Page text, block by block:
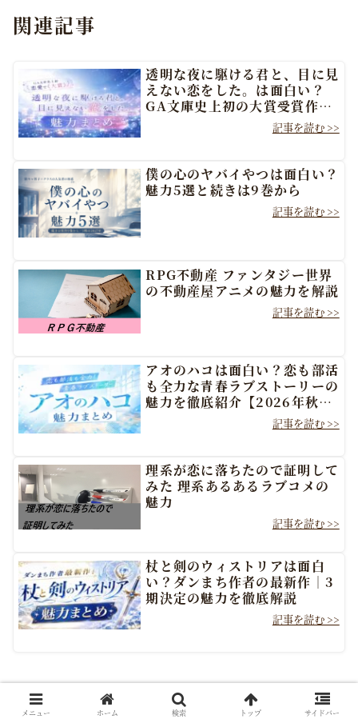
関連記事
透明な夜に駆ける君と、目に見
えない恋をした。は面白い？
GA文庫史上初の大賞受賞作の
魅力を紹介【2026年7月アニ
僕の心のヤバイやつは面白い？
魅力5選と続きは9巻から
RPG不動産 ファンタジー世界
の不動産屋アニメの魅力を解説
アオのハコは面白い？恋も部活
も全力な青春ラブストーリーの
魅力を徹底紹介【2026年秋ア
理系が恋に落ちたので証明して
みた 理系あるあるラブコメの
魅力
杖と剣のウィストリアは面白
い？ダンまち作者の最新作｜3
期決定の魅力を徹底解説
スポンサーリンク
メニュー ホーム 検索 トップ サイドバー